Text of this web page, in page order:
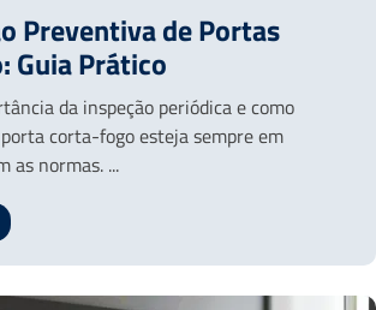
Preventiva de Portas
Guia Prático
da inspeção periódica e como
corta-fogo esteja sempre em
as normas. ...